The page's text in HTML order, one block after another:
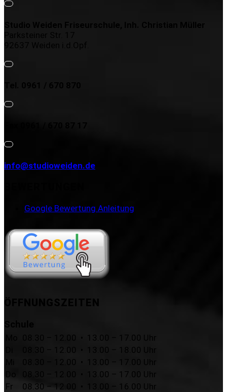
info@studioweiden.de
Google Bewertung Anleitung
08.30 – 12.00 • 13.00 – 17.00 Uhr
Fr
08.30 – 12.00 • 13.00 – 16.00 Uhr